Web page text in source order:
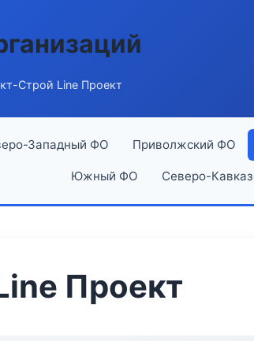
Строй Line Проект
Западный ФО Приволжский ФО
Южный ФО Северо-
Проект